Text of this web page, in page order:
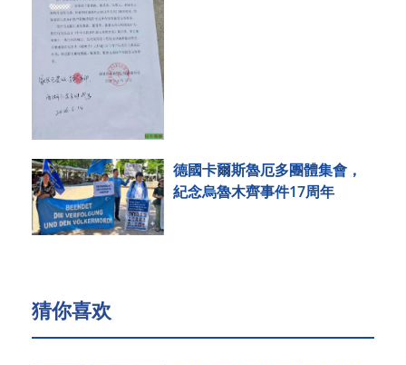
德國卡爾斯魯厄多團體集會，
紀念烏魯木齊事件17周年
猜你喜欢